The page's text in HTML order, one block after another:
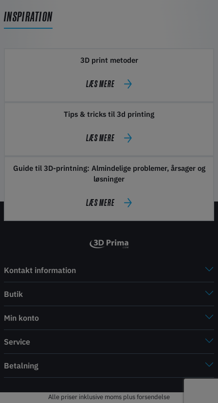
INSPIRATION
3D print metoder
LÆS MERE
Tips & tricks til 3d printing
LÆS MERE
Guide til 3D-printning: Almindelige problemer, årsager og
løsninger
LÆS MERE
Kontakt information
Butik
Min konto
Service
Betalning
Alle priser inklusive moms plus forsendelse